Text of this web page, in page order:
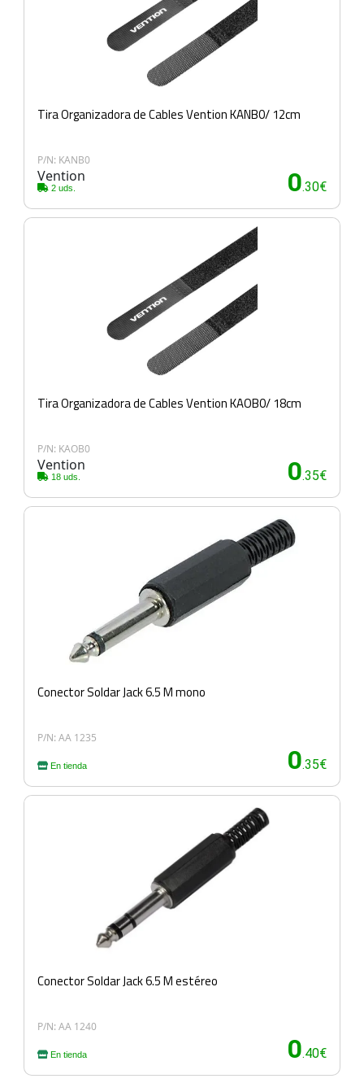
Tira Organizadora de Cables Vention KANB0/ 12cm
P/N: KANB0
Vention
2 uds. 0.30€
Tira Organizadora de Cables Vention KAOB0/ 18cm
P/N: KAOB0
Vention
18 uds. 0.35€
Conector Soldar Jack 6.5 M mono
P/N: AA 1235
En tienda 0.35€
Conector Soldar Jack 6.5 M estéreo
P/N: AA 1240
En tienda 0.40€